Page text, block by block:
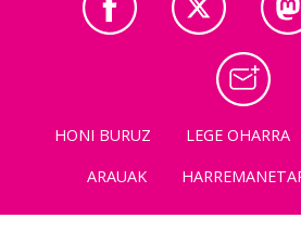
HONI BURUZ LEGE OHARRA
ARAUAK